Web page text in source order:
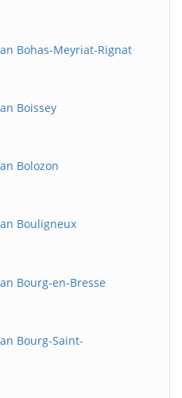
Bohas-Meyriat-Rignat
Boissey
Bolozon
Bouligneux
Bourg-en-Bresse
Bourg-Saint-